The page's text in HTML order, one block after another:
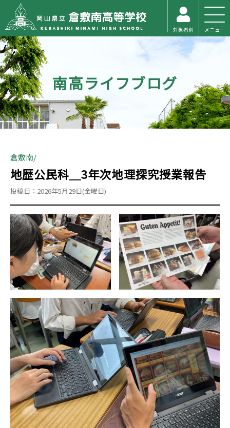
対象者別 メニュー
南高ライフブログ
倉敷南
地歴公民科＿3年次地理探究授業報告
投稿日：2026年5月29日(金曜日)